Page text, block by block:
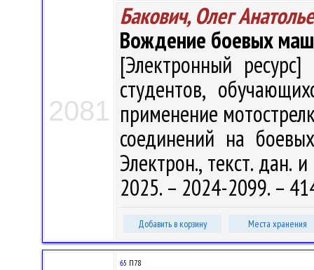
2081
Бакович, Олег
Вождение боевых
[Электронный
студентов,
применение
соединений на
Электрон., текст. дан.
2025. – 2024-2099. –
Добавить в корзину Места хранения
65 П78